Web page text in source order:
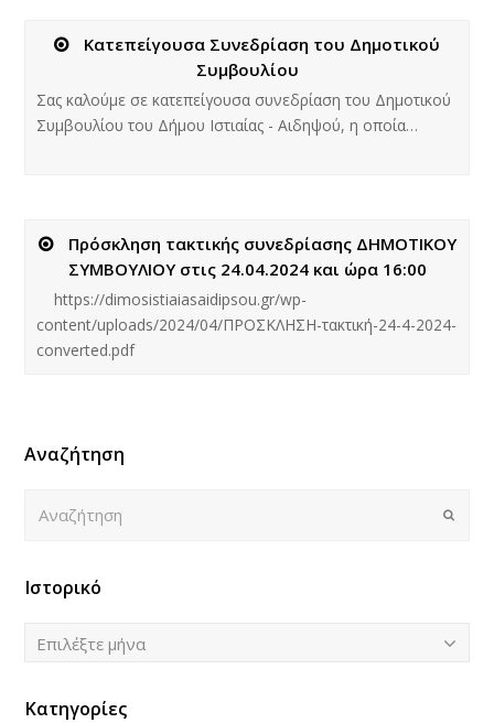
Κατεπείγουσα Συνεδρίαση του Δημοτικού
Συμβουλίου
Σας καλούμε σε κατεπείγουσα συνεδρίαση του Δημοτικού
Συμβουλίου του Δήμου Ιστιαίας - Αιδηψού, η οποία…
Πρόσκληση τακτικής συνεδρίασης ΔΗΜΟΤΙΚΟΥ
ΣΥΜΒΟΥΛΙΟΥ στις 24.04.2024 και ώρα 16:00
https://dimosistiaiasaidipsou.gr/wp-
content/uploads/2024/04/ΠΡΟΣΚΛΗΣΗ-τακτική-24-4-2024-
converted.pdf
Αναζήτηση
Submit
Ιστορικό
Ιστορικό
Επιλέξτε μήνα
Κατηγορίες